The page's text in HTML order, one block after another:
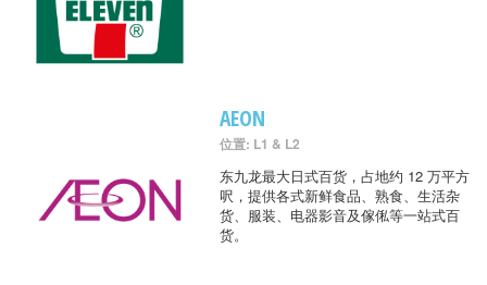
AEON
位置: L1 & L2
东九龙最大日式百货，占地约 12 万平方
呎，提供各式新鲜食品、熟食、生活杂
货、服装、电器影音及傢俬等一站式百
货。